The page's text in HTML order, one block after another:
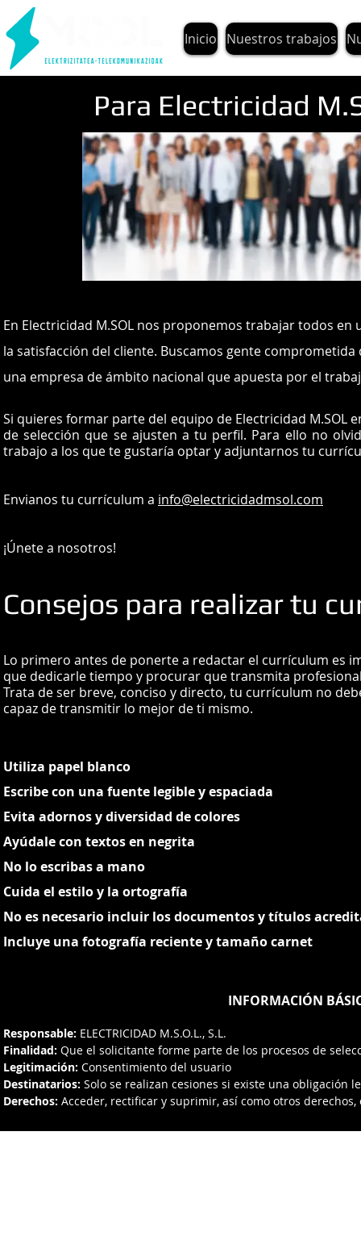
Inicio Nuestros trabajos
Para Electricidad
En Electricidad M.SOL nos proponemos trabajar todos
la satisfacción del cliente. Buscamos gente
una empresa de ámbito nacional que apuesta por el
Si quieres formar parte del equipo de Electricidad
de selección que se ajusten a tu perfil. Para ello no
trabajo a los que te gustaría optar y adjuntarnos tu
Envianos tu currículum a info@electricidadmsol.com
¡Únete a nosotros!
Consejos para realizar tu
Lo primero antes de ponerte a redactar el currículum es
que dedicarle tiempo y procurar que transmita
Trata de ser breve, conciso y directo, tu currículum no
capaz de transmitir lo mejor de ti mismo.
Utiliza papel blanco
Escribe con una fuente legible y espaciada
Evita adornos y diversidad de colores
Ayúdale con textos en negrita
No lo escribas a mano
Cuida el estilo y la ortografía
No es necesario incluir los documentos y títulos
Incluye una fotografía reciente y tamaño carnet
INFORMACIÓN
Responsable: ELECTRICIDAD M.S.O.L., S.L.
Finalidad: Que el solicitante forme parte de los procesos de
Legitimación: Consentimiento del usuario
Destinatarios: Solo se realizan cesiones si existe una obligación
Derechos: Acceder, rectificar y suprimir, así como otros